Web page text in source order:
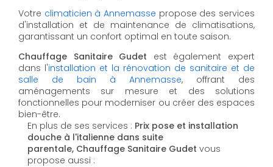
Votre climaticien à Annemasse propose des services
d'installation et de maintenance de climatisations,
garantissant un confort optimal en toute saison.
Chauffage Sanitaire Gudet est également expert
dans l'installation et la rénovation de sanitaire et de
salle de bain à Annemasse, offrant des
aménagements sur mesure et des solutions
fonctionnelles pour moderniser ou créer des espaces
bien-être.
En plus de ses services : Prix pose et installation
douche à l'italienne dans suite
parentale, Chauffage Sanitaire Gudet vous
propose aussi :